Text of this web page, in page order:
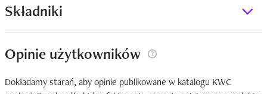
Składniki
Opinie użytkowników
Dokładamy starań, aby opinie publikowane w katalogu KWC